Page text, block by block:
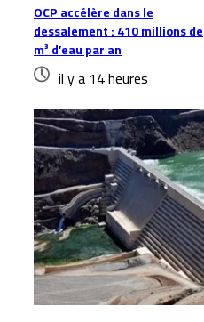
OCP accélère dans le
dessalement : 410 millions de
m³ d’eau par an
il y a 14 heures